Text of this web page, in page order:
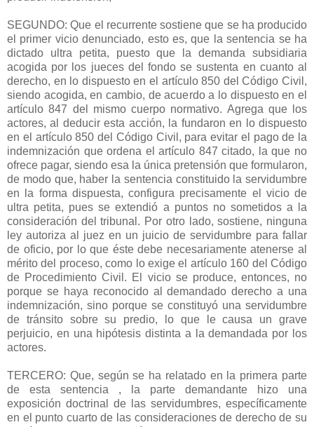
SEGUNDO: Que el recurrente sostiene que se ha producido
el primer vicio denunciado, esto es, que la sentencia se ha
dictado ultra petita, puesto que la demanda subsidiaria
acogida por los jueces del fondo se sustenta en cuanto al
derecho, en lo dispuesto en el artículo 850 del Código Civil,
siendo acogida, en cambio, de acuerdo a lo dispuesto en el
artículo 847 del mismo cuerpo normativo. Agrega que los
actores, al deducir esta acción, la fundaron en lo dispuesto
en el artículo 850 del Código Civil, para evitar el pago de la
indemnización que ordena el artículo 847 citado, la que no
ofrece pagar, siendo esa la única pretensión que formularon,
de modo que, haber la sentencia constituido la servidumbre
en la forma dispuesta, configura precisamente el vicio de
ultra petita, pues se extendió a puntos no sometidos a la
consideración del tribunal. Por otro lado, sostiene, ninguna
ley autoriza al juez en un juicio de servidumbre para fallar
de oficio, por lo que éste debe necesariamente atenerse al
mérito del proceso, como lo exige el artículo 160 del Código
de Procedimiento Civil. El vicio se produce, entonces, no
porque se haya reconocido al demandado derecho a una
indemnización, sino porque se constituyó una servidumbre
de tránsito sobre su predio, lo que le causa un grave
perjuicio, en una hipótesis distinta a la demandada por los
actores.
TERCERO: Que, según se ha relatado en la primera parte
de esta sentencia , la parte demandante hizo una
exposición doctrinal de las servidumbres, específicamente
en el punto cuarto de las consideraciones de derecho de su